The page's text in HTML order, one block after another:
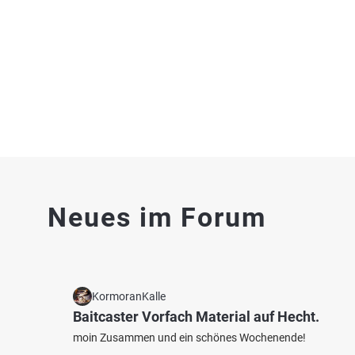
Glan (Odernheim am Glan)
Neues im Forum
KormoranKalle
Baitcaster Vorfach Material auf Hecht.
moin Zusammen und ein schönes Wochenende!